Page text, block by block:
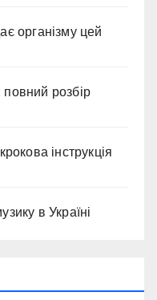
організму цей
розбір
інструкція
в Україні